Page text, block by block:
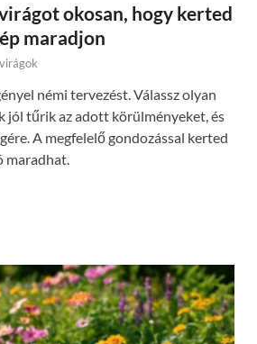
okosan, hogy kerted
maradjon
némi tervezést. Válassz olyan
jól tűrik az adott körülményeket, és
A megfelelő gondozással kerted
maradhat.